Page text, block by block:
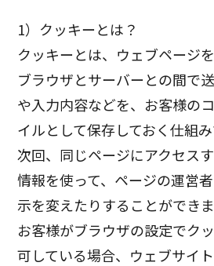
1）クッキーとは？
クッキーとは、ウェブページ
ブラウザとサーバーとの間で
や入力内容などを、お客様の
イルとして保存しておく仕組み
次回、同じページにアクセス
情報を使って、ページの運営
示を変えたりすることができま
お客様がブラウザの設定でク
可している場合、ウェブサイ